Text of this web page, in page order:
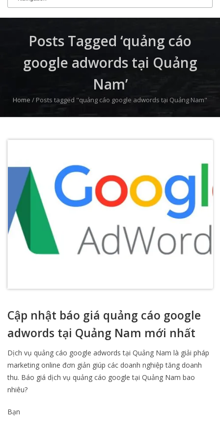
Posts Tagged ‘quảng cáo
google adwords tại Quảng
Nam’
Home /Posts tagged "quảng cáo google adwords tại Quảng Nam"
Cập nhật báo giá quảng cáo google
adwords tại Quảng Nam mới nhất
Dịch vụ quảng cáo google adwords tại Quảng Nam là giải pháp
marketing online đơn giản giúp các doanh nghiệp tăng doanh
thu. Báo giá dịch vụ quảng cáo google tại Quảng Nam bao
nhiêu?
Bạn